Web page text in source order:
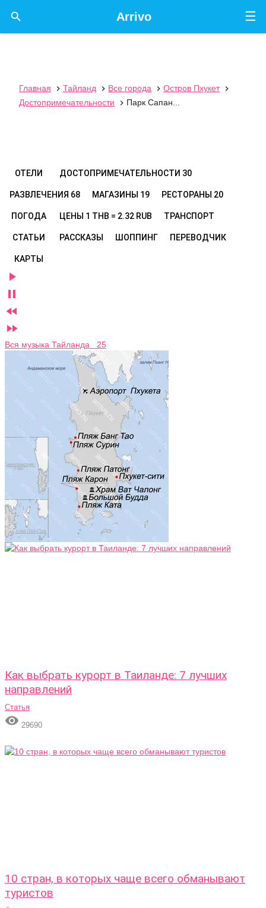
☰
Arrivo

Главная  Тайланд  Все города  Остров Пхукет

Достопримечательности
 Парк Сапан...
ОТЕЛИ ДОСТОПРИМЕЧАТЕЛЬНОСТИ 30
РАЗВЛЕЧЕНИЯ 68 МАГАЗИНЫ 19 РЕСТОРАНЫ 20
ПОГОДА ЦЕНЫ 1 THB = 2.32 RUB ТРАНСПОРТ
СТАТЬИ РАССКАЗЫ ШОППИНГ ПЕРЕВОДЧИК
КАРТЫ




Вся музыка Тайланда 25
Как выбрать курорт в Таиланде: 7 лучших
направлений
Статья
 29690
10 стран, в которых чаще всего обманывают
туристов